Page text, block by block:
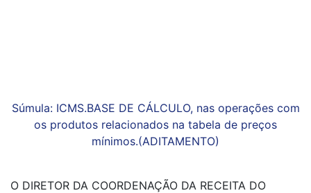
Súmula: ICMS.BASE DE CÁLCULO, nas operações com
os produtos relacionados na tabela de preços
mínimos.(ADITAMENTO)
O DIRETOR DA COORDENAÇÃO DA RECEITA DO